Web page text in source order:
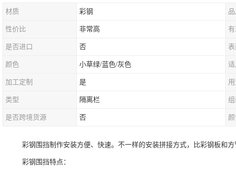
材质 彩钢
性价比 非常高
是否进口 否
颜色 小草绿/蓝色/灰色
加工定制 是
类型 隔离栏
是否跨境货源 否
彩钢围挡制作安装方便、快速。不一样的安装拼接方式，比彩钢板和方
彩钢围挡特点：